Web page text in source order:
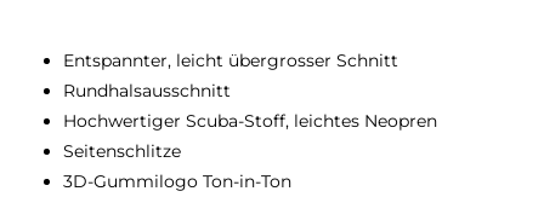
Entspannter, leicht übergrosser Schnitt
Rundhalsausschnitt
Hochwertiger Scuba-Stoff, leichtes Neopren
Seitenschlitze
3D-Gummilogo Ton-in-Ton